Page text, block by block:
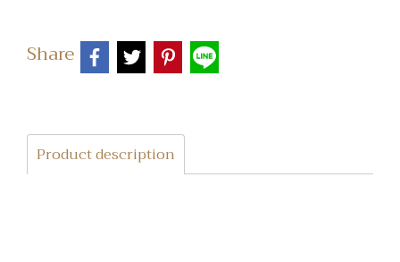
Share
Product description